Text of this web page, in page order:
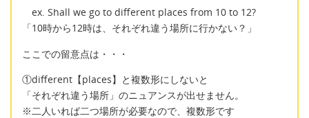
ex. Shall we go to different places from 10 to 12?
「10時から12時は、それぞれ違う場所に行かない？」
ここでの留意点は・・・
①different【places】と複数形にしないと
「それぞれ違う場所」のニュアンスが出せません。
※二人いれば二つ場所が必要なので、複数形です